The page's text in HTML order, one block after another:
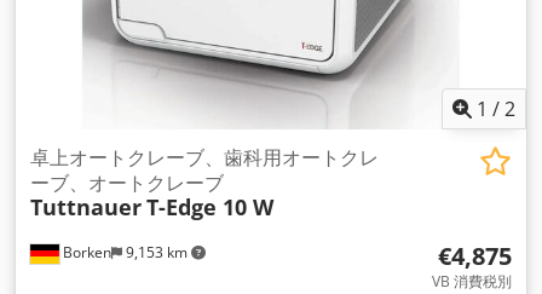
1 /2
Borken 9,153 km
卓上オートクレーブ、歯科用オートクレ
ーブ、オートクレーブ
TuttnauerT-Edge 10 W
€4,875
VB 消費税別